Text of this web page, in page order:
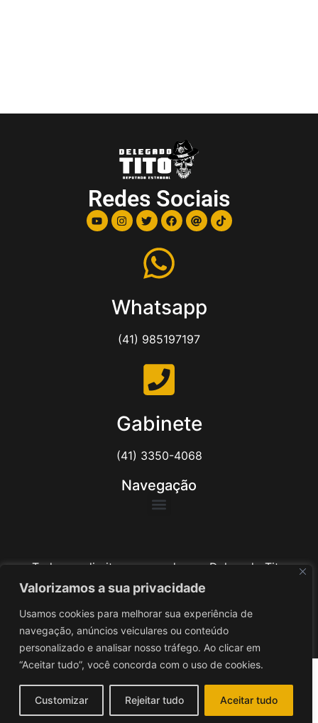
Valorizamos a sua privacidade
Usamos cookies para melhorar sua experiência de
navegação, anúncios veiculares ou conteúdo
personalizado e analisar nosso tráfego. Ao clicar em
“Aceitar tudo”, você concorda com o uso de cookies.
Customizar Rejeitar tudo Aceitar tudo
Redes Sociais
Whatsapp
(41) 985197197
Gabinete
(41) 3350-4068
Navegação
Todos os direitos reservados ao Delegado Tito
Barichello
Desenvolvido poriv3